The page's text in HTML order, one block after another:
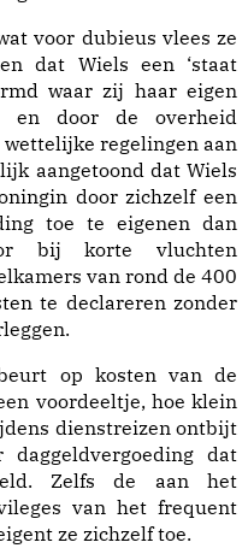
voor dubieus vlees ze
dat Wiels een ‘staat
waar zij haar eigen
en door de overheid
regelingen aan
aangetoond dat Wiels
door zichzelf een
toe te eigenen dan
bij korte vluchten
van rond de 400
te declareren zonder
op kosten van de
voordeeltje, hoe klein
dienstreizen ontbijt
dat
Zelfs de aan het
van het frequent
ze zichzelf toe.